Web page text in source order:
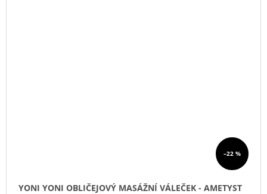
–22 %
YONI YONI OBLIČEJOVÝ MASÁŽNÍ VÁLEČEK - AMETYST